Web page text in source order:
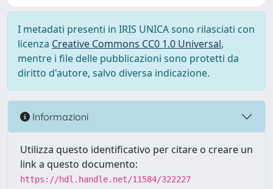
I metadati presenti in IRIS UNICA sono rilasciati con
licenza Creative Commons CC0 1.0 Universal,
mentre i file delle pubblicazioni sono protetti da
diritto d'autore, salvo diversa indicazione.
Informazioni
Utilizza questo identificativo per citare o creare un
link a questo documento:
https://hdl.handle.net/11584/322227